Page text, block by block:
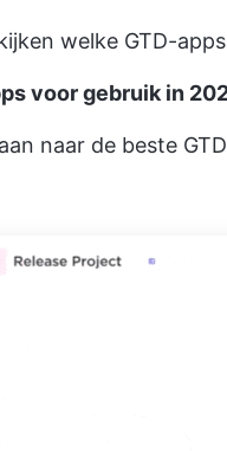
welke GTD-
voor gebruik in
naar de beste